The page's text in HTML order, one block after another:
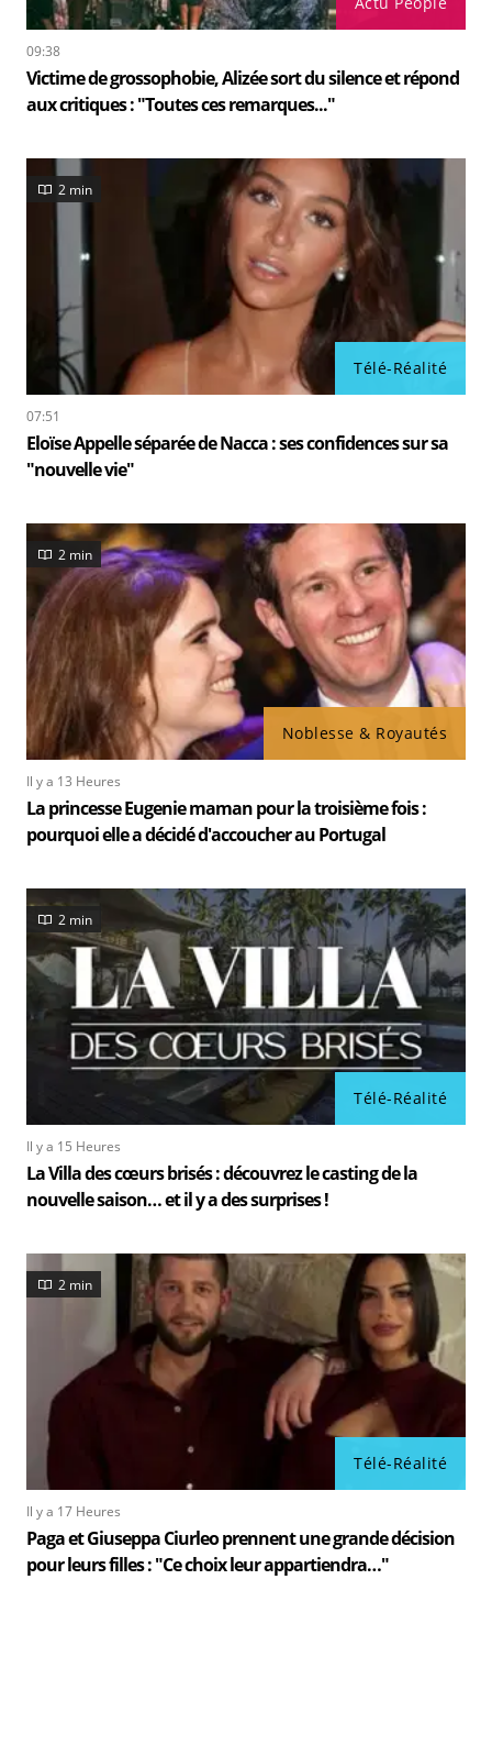
09:38
Victime de grossophobie, Alizée sort du silence et répond
aux critiques : "Toutes ces remarques..."
Télé-Réalité
2 min
07:51
Eloïse Appelle séparée de Nacca : ses confidences sur sa
"nouvelle vie"
Noblesse & Royautés
2 min
Il y a 13 Heures
La princesse Eugenie maman pour la troisième fois :
pourquoi elle a décidé d'accoucher au Portugal
Télé-Réalité
2 min
Il y a 15 Heures
La Villa des cœurs brisés : découvrez le casting de la
nouvelle saison… et il y a des surprises !
Télé-Réalité
2 min
Il y a 17 Heures
Paga et Giuseppa Ciurleo prennent une grande décision
pour leurs filles : "Ce choix leur appartiendra…"